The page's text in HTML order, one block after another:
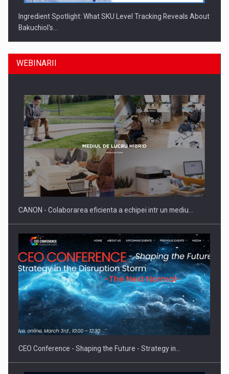
Ingredient Spotlight: What SKU Level Tracking Reveals About
Bakuchiol's…
Producatorii si comerciantii care nu se supun noilor
reglementari…
Proteinmaxxing and the Future of Protein Demand
WEBINARII
CANON - Colaborarea eficienta a echipei intr un mediu…
CEO Conference - Shaping the Future - Strategy in…